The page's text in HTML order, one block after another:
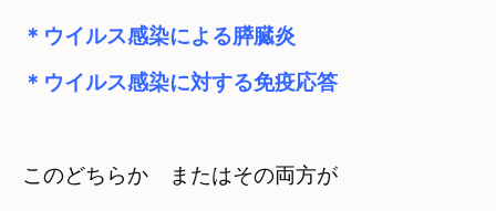
＊ウイルス感染による膵臓炎
＊ウイルス感染に対する免疫応答
このどちらか　またはその両方が